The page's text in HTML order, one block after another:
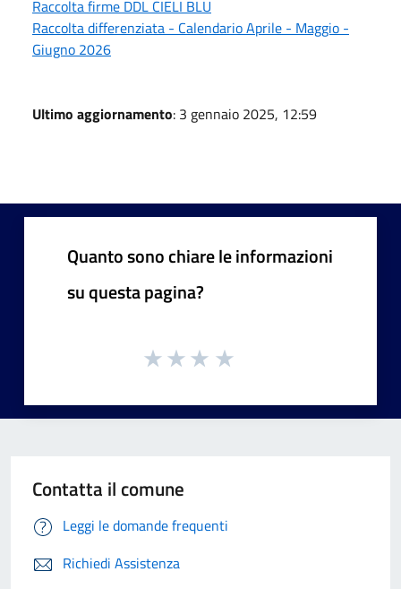
Raccolta firme DDL CIELI BLU
Raccolta differenziata - Calendario Aprile - Maggio -
Giugno 2026
Ultimo aggiornamento: 3 gennaio 2025, 12:59
Quanto sono chiare le informazioni
su questa pagina?
Contatta il comune
Leggi le domande frequenti
Richiedi Assistenza